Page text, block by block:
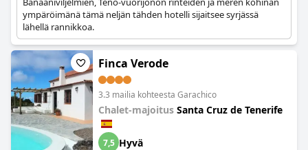
ympäröimänä tämä neljän tähden hotelli sijaitsee syrjässä
lähellä rannikkoa.
Finca Verode
3.3 mailia kohteesta Garachico
Chalet-majoitus Santa Cruz de Tenerife
7,5 Hyvä